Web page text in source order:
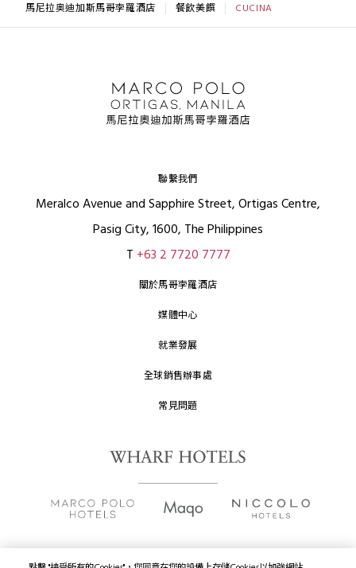
馬尼拉奥迪加斯馬哥孛羅酒店 餐飲美饌 CUCINA
聯繫我們
Meralco Avenue and Sapphire Street, Ortigas Centre,
Pasig City, 1600, The Philippines
T +63 2 7720 7777
關於馬哥孛羅酒店
媒體中心
就業發展
全球銷售辦事處
常見問題